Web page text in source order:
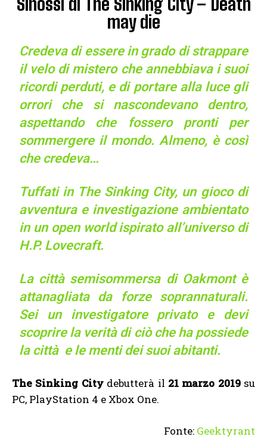
may die
Credeva di essere in grado di strappare
il velo di mistero che annebbiava i suoi
ricordi perduti, e di portare alla luce gli
orrori che si nascondevano dentro,
aspettando che fossero pronti per
sommergere il mondo. Almeno, è così
che credeva…
Tuffati in The Sinking City, un gioco di
avventura e investigazione ambientato
in un open world ispirato all’universo di
H.P. Lovecraft.
La città semisommersa di Oakmont è
attanagliata da forze soprannaturali.
Sei un investigatore privato e devi
scoprire la verità di ciò che ha possiede
la città e le menti dei suoi abitanti.
The Sinking Citydebutterà il 21 marzo 2019su
PC, PlayStation 4 e Xbox One.
Fonte: Geektyrant